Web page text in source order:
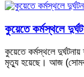
কুয়েতে কর্মস্থলে
কুয়েতে কর্মস্থলে দুর্ঘটনায়
মৃত্যু হয়েছে। আজ